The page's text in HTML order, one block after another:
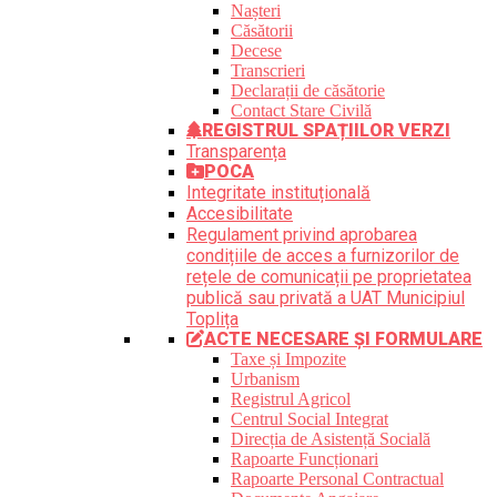
Nașteri
Căsătorii
Decese
Transcrieri
Declarații de căsătorie
Contact Stare Civilă
REGISTRUL SPAȚIILOR VERZI
Transparența
POCA
Integritate instituțională
Accesibilitate
Regulament privind aprobarea
condițiile de acces a furnizorilor de
rețele de comunicații pe proprietatea
publică sau privată a UAT Municipiul
Toplița
ACTE NECESARE ȘI FORMULARE
Taxe și Impozite
Urbanism
Registrul Agricol
Centrul Social Integrat
Direcția de Asistență Socială
Rapoarte Funcționari
Rapoarte Personal Contractual